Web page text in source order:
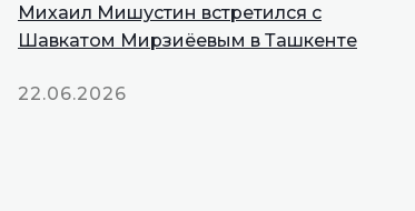
Михаил Мишустин встретился с
Шавкатом Мирзиёевым в Ташкенте
22.06.2026
INNOPROM
Talks